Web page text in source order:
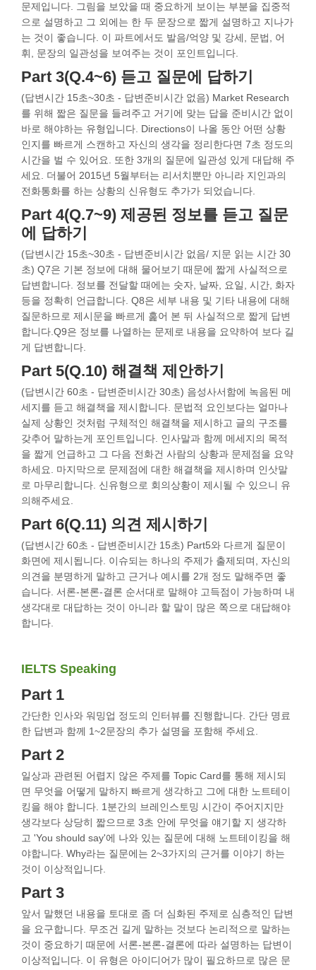
문제입니다. 그림을 보았을 때 중요하게 보이는 부분을 집중적
으로 설명하고 그 외에는 한 두 문장으로 짧게 설명하고 지나가
는 것이 좋습니다. 이 파트에서도 발음/억양 및 강세, 문법, 어
휘, 문장의 일관성을 보여주는 것이 포인트입니다.
Part 3(Q.4~6) 듣고 질문에 답하기
(답변시간 15초~30초 - 답변준비시간 없음) Market Research
를 위해 짧은 질문을 들려주고 거기에 맞는 답을 준비시간 없이
바로 해야하는 유형입니다. Directions이 나올 동안 어떤 상황
인지를 빠르게 스캔하고 자신의 생각을 정리한다면 7초 정도의
시간을 벌 수 있어요. 또한 3개의 질문에 일관성 있게 대답해 주
세요. 더불어 2015년 5월부터는 리서치뿐만 아니라 지인과의
전화통화를 하는 상황의 신유형도 추가가 되었습니다.
Part 4(Q.7~9) 제공된 정보를 듣고 질문
에 답하기
(답변시간 15초~30초 - 답변준비시간 없음/ 지문 읽는 시간 30
초) Q7은 기본 정보에 대해 물어보기 때문에 짧게 사실적으로
답변합니다. 정보를 전달할 때에는 숫자, 날짜, 요일, 시간, 화자
등을 정확히 언급합니다. Q8은 세부 내용 및 기타 내용에 대해
질문하므로 제시문을 빠르게 훑어 본 뒤 사실적으로 짧게 답변
합니다.Q9은 정보를 나열하는 문제로 내용을 요약하여 보다 길
게 답변합니다.
Part 5(Q.10) 해결책 제안하기
(답변시간 60초 - 답변준비시간 30초) 음성사서함에 녹음된 메
세지를 듣고 해결책을 제시합니다. 문법적 요인보다는 얼마나
실제 상황인 것처럼 구체적인 해결책을 제시하고 글의 구조를
갖추어 말하는게 포인트입니다. 인사말과 함께 메세지의 목적
을 짧게 언급하고 그 다음 전화건 사람의 상황과 문제점을 요약
하세요. 마지막으로 문제점에 대한 해결책을 제시하며 인삿말
로 마무리합니다. 신유형으로 회의상황이 제시될 수 있으니 유
의해주세요.
Part 6(Q.11) 의견 제시하기
(답변시간 60초 - 답변준비시간 15초) Part5와 다르게 질문이
화면에 제시됩니다. 이슈되는 하나의 주제가 출제되며, 자신의
의견을 분명하게 말하고 근거나 예시를 2개 정도 말해주면 좋
습니다. 서론-본론-결론 순서대로 말해야 고득점이 가능하며 내
생각대로 대답하는 것이 아니라 할 말이 많은 쪽으로 대답해야
합니다.
IELTS Speaking
Part 1
간단한 인사와 워밍업 정도의 인터뷰를 진행합니다. 간단 명료
한 답변과 함께 1~2문장의 추가 설명을 포함해 주세요.
Part 2
일상과 관련된 어렵지 않은 주제를 Topic Card를 통해 제시되
면 무엇을 어떻게 말하지 빠르게 생각하고 그에 대한 노트테이
킹을 해야 합니다. 1분간의 브레인스토밍 시간이 주어지지만
생각보다 상당히 짧으므로 3초 안에 무엇을 얘기할 지 생각하
고 'You should say'에 나와 있는 질문에 대해 노트테이킹을 해
야합니다. Why라는 질문에는 2~3가지의 근거를 이야기 하는
것이 이상적입니다.
Part 3
앞서 말했던 내용을 토대로 좀 더 심화된 주제로 심층적인 답변
을 요구합니다. 무조건 길게 말하는 것보다 논리적으로 말하는
것이 중요하기 때문에 서론-본론-결론에 따라 설명하는 답변이
이상적입니다. 이 유형은 아이디어가 많이 필요하므로 많은 문